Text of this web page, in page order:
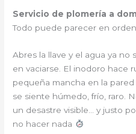
Servicio de plomería a
Todo puede parecer en
Abres la llave y el agua ya no
en vaciarse. El inodoro hace
pequeña mancha en la
se siente húmedo, frío, raro.
un desastre visible… y justo
no hacer nada